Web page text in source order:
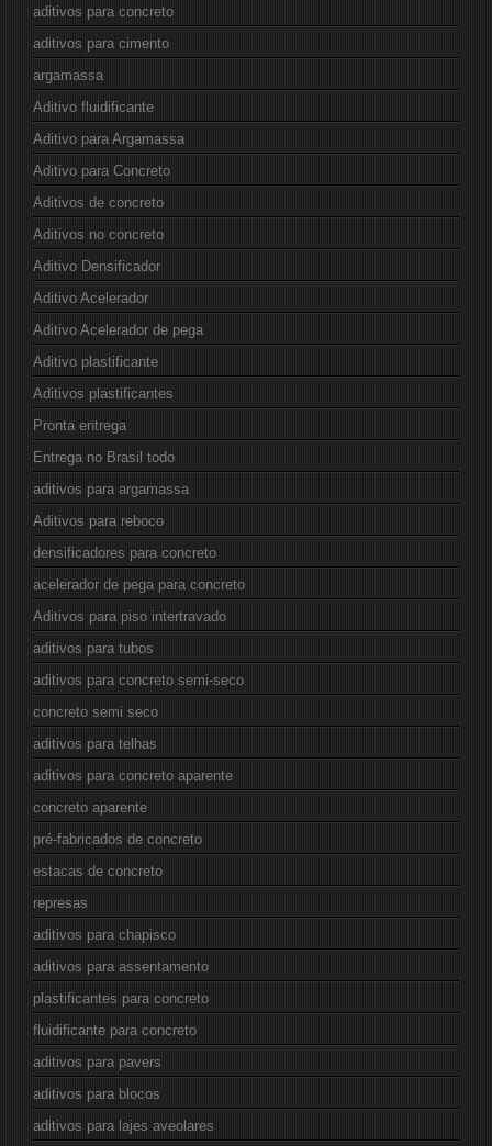
aditivos para concreto
aditivos para cimento
argamassa
Aditivo fluidificante
Aditivo para Argamassa
Aditivo para Concreto
Aditivos de concreto
Aditivos no concreto
Aditivo Densificador
Aditivo Acelerador
Aditivo Acelerador de pega
Aditivo plastificante
Aditivos plastificantes
Pronta entrega
Entrega no Brasil todo
aditivos para argamassa
Aditivos para reboco
densificadores para concreto
acelerador de pega para concreto
Aditivos para piso intertravado
aditivos para tubos
aditivos para concreto semi-seco
concreto semi seco
aditivos para telhas
aditivos para concreto aparente
concreto aparente
pré-fabricados de concreto
estacas de concreto
represas
aditivos para chapisco
aditivos para assentamento
plastificantes para concreto
fluidificante para concreto
aditivos para pavers
aditivos para blocos
aditivos para lajes aveolares